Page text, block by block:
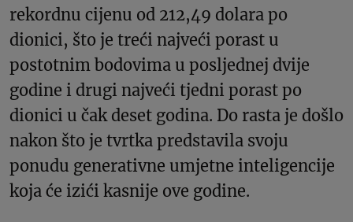
rekordnu cijenu od 212,49 dolara po
dionici, što je treći najveći porast u
postotnim bodovima u posljednej dvije
godine i drugi najveći tjedni porast po
dionici u čak deset godina. Do rasta je došlo
nakon što je tvrtka predstavila svoju
ponudu generativne umjetne inteligencije
koja će izići kasnije ove godine.